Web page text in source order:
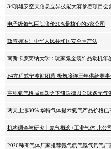
34项雄安空天信息立异技能大赛参赛项目会
电子级氦气巨头涨价30%最核心的5家公司
政策标准）中华人民共和国安全生产法
南斯卡罗莱纳大学：玩家氪金装饰品动机年
F4方程式宁波站闭幕 极氪接连三年供给赛
高纯氦气格局重塑之下纽瑞德以全球多元
两天上涨30% 华特气体提示氦气产品价格
机构调查与研究丨氦气概念+工业气体 此公
2026稀有气体厂家推荐氨气氙气氖气氘气厂